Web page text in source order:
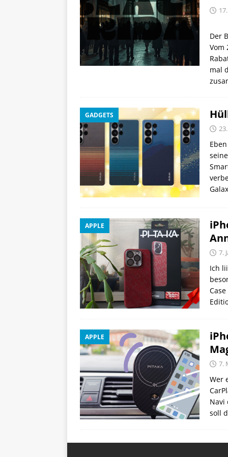
Der
Vom
mal
GADGETS
APPLE
7.
Ich
APPLE
7.
Wer
Navi
soll